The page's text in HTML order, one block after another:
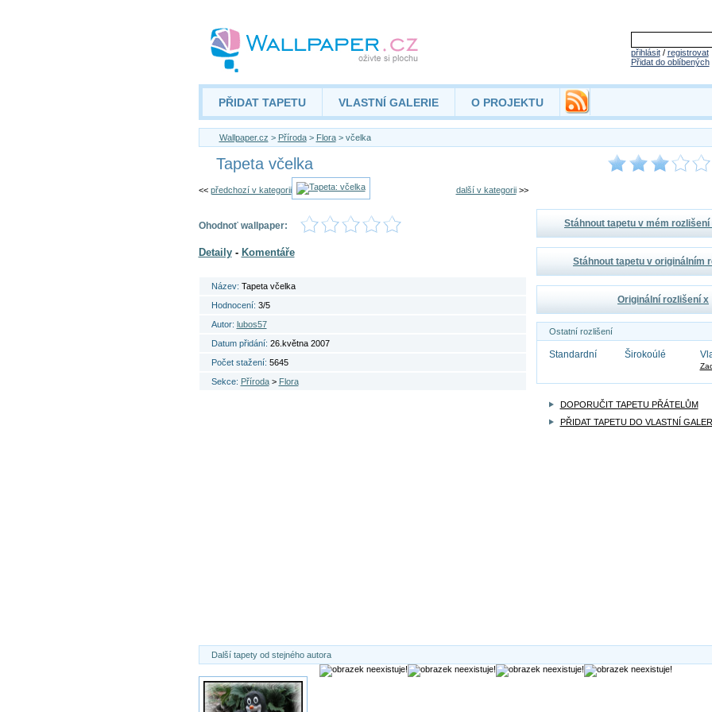
přihlásit/ registrovat
Přidat do oblíbených
PŘIDAT TAPETU VLASTNÍ GALERIE O PROJEKTU
Wallpaper.cz > Příroda> Flora> včelka
Tapeta včelka
<< předchozí v kategorii další v kategorii>>
Ohodnoť wallpaper:
Detaily- Komentáře
Název: Tapeta včelka
Hodnocení: 3/5
Autor: lubos57
Datum přidání: 26.května 2007
Počet stažení: 5645
Sekce: Příroda> Flora
Stáhnout tapetu v mém rozlišení
Stáhnout tapetu v originálním
Originální rozlišení x
Ostatní rozlišení
Standardní Širokoúlé
DOPORUČIT TAPETU PŘÁTELŮM
PŘIDAT TAPETU DO VLASTNÍ
Další tapety od stejného autora